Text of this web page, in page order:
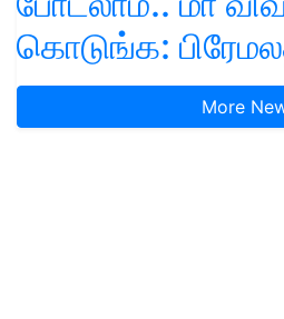
கொடுங்க:
More